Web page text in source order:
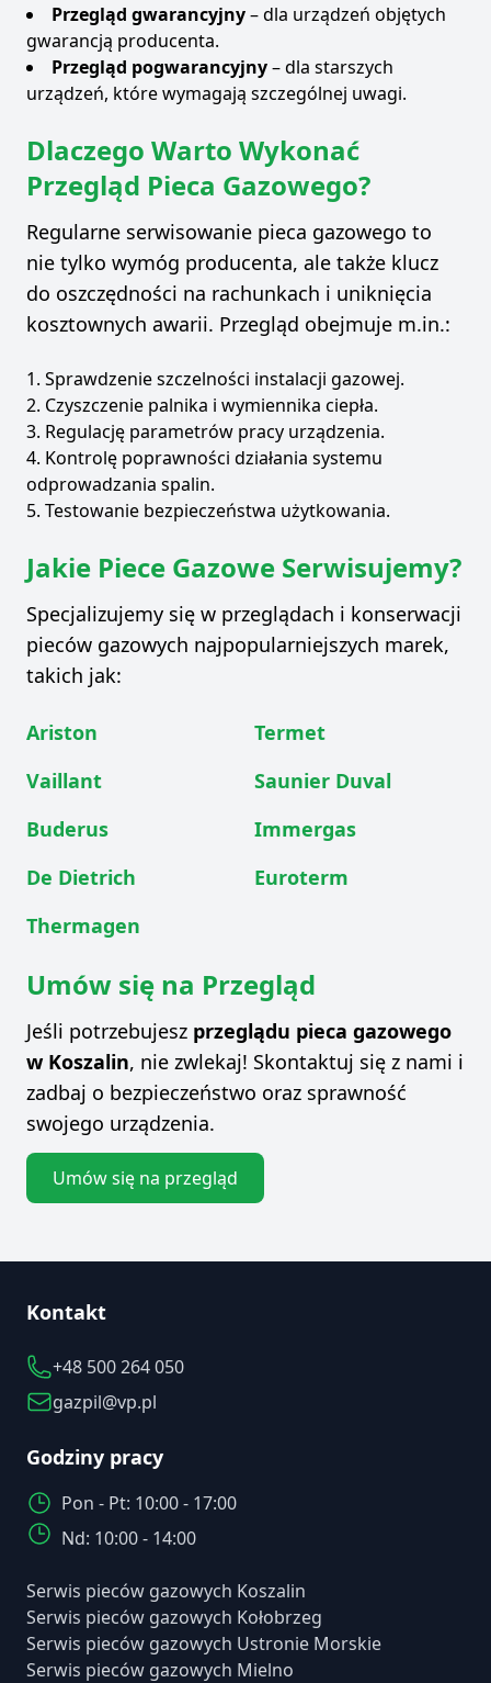
Przegląd gwarancyjny– dla urządzeń objętych
gwarancją producenta.
Przegląd pogwarancyjny– dla starszych
urządzeń, które wymagają szczególnej uwagi.
Dlaczego Warto Wykonać
Przegląd Pieca Gazowego?
Regularne serwisowanie pieca gazowego to
nie tylko wymóg producenta, ale także klucz
do oszczędności na rachunkach i uniknięcia
kosztownych awarii. Przegląd obejmuje m.in.:
Sprawdzenie szczelności instalacji gazowej.
Czyszczenie palnika i wymiennika ciepła.
Regulację parametrów pracy urządzenia.
Kontrolę poprawności działania systemu
odprowadzania spalin.
Testowanie bezpieczeństwa użytkowania.
Jakie Piece Gazowe Serwisujemy?
Specjalizujemy się w przeglądach i konserwacji
pieców gazowych najpopularniejszych marek,
takich jak:
Ariston
Termet
Vaillant
Saunier Duval
Buderus
Immergas
De Dietrich
Euroterm
Thermagen
Umów się na Przegląd
Jeśli potrzebujesz przeglądu pieca gazowego
w Koszalin, nie zwlekaj! Skontaktuj się z nami i
zadbaj o bezpieczeństwo oraz sprawność
swojego urządzenia.
Umów się na przegląd
Kontakt
+48 500 264 050
gazpil@vp.pl
Godziny pracy
Pon - Pt: 10:00 - 17:00
Nd: 10:00 - 14:00
Serwis pieców gazowych Koszalin
Serwis pieców gazowych Kołobrzeg
Serwis pieców gazowych Ustronie Morskie
Serwis pieców gazowych Mielno